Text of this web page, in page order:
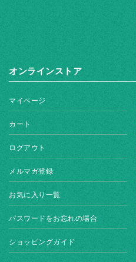
オンラインストア
マイページ
カート
ログアウト
メルマガ登録
お気に入り一覧
パスワードをお忘れの場合
ショッピングガイド